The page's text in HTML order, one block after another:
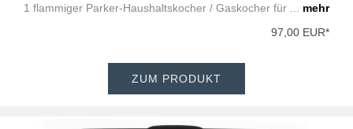
1 flammiger Parker-Haushaltskocher / Gaskocher für ... mehr
97,00 EUR*
ZUM PRODUKT